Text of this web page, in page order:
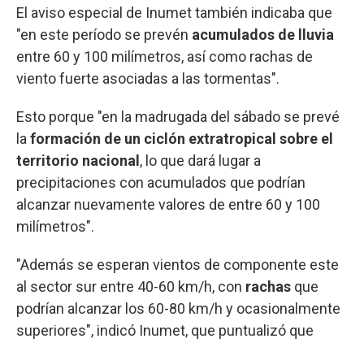
El aviso especial de Inumet también indicaba que
"en este período se prevén acumulados de lluvia
entre 60 y 100 milímetros, así como rachas de
viento fuerte asociadas a las tormentas".
Esto porque "en la madrugada del sábado se prevé
laformación de un ciclón extratropical sobre el
territorio nacional , lo que dará lugar a
precipitaciones con acumulados que podrían
alcanzar nuevamente valores de entre 60 y 100
milímetros".
"Además se esperan vientos de componente este
al sector sur entre 40-60 km/h, con rachas que
podrían alcanzar los 60-80 km/h y ocasionalmente
superiores", indicó Inumet, que puntualizó que